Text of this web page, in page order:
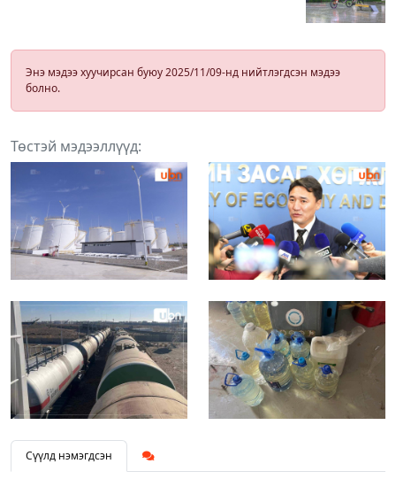
Энэ мэдээ хуучирсан буюу 2025/11/09-нд нийтлэгдсэн мэдээ
болно.
Төстэй мэдээллүүд:
Сүүлд нэмэгдсэн